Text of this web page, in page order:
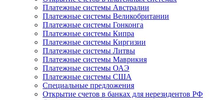
Платежные системы Австралии
Платежные системы Великобритании
Платежные системы Гонконга
Платежные системы Кипра
Платежные системы Киргизии
Платежные системы Литвы
Платежные системы Маврикия
Платежные системы ОАЭ
Платежные системы США
Специальные предложения
Открытие счетов в банках для нерезидентов РФ